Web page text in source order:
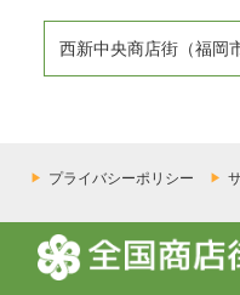
西新中央商店街（福岡市
プライバシーポリシー